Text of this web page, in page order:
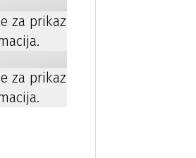
za prikaz
za prikaz